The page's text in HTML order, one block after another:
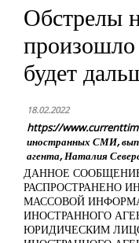
Обстрелы
будет
18.02.2022
https://
иностранных СМИ,
агента, Наталия
ДАННОЕ
РАСПРОСТРАНЕНО
МАССОВОЙ
ИНОСТРАННОГО
ЮРИДИЧЕСКИМ